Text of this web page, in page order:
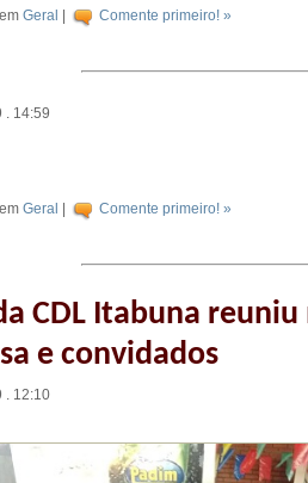
Geral Comente primeiro! »
. 14:59
Geral Comente primeiro! »
CDL Itabuna
e convidados
. 12:10